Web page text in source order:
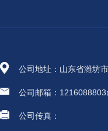
公司地址：山东省潍坊
公司邮箱：
公司传真：